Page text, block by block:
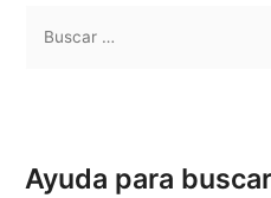
a
Ayuda para